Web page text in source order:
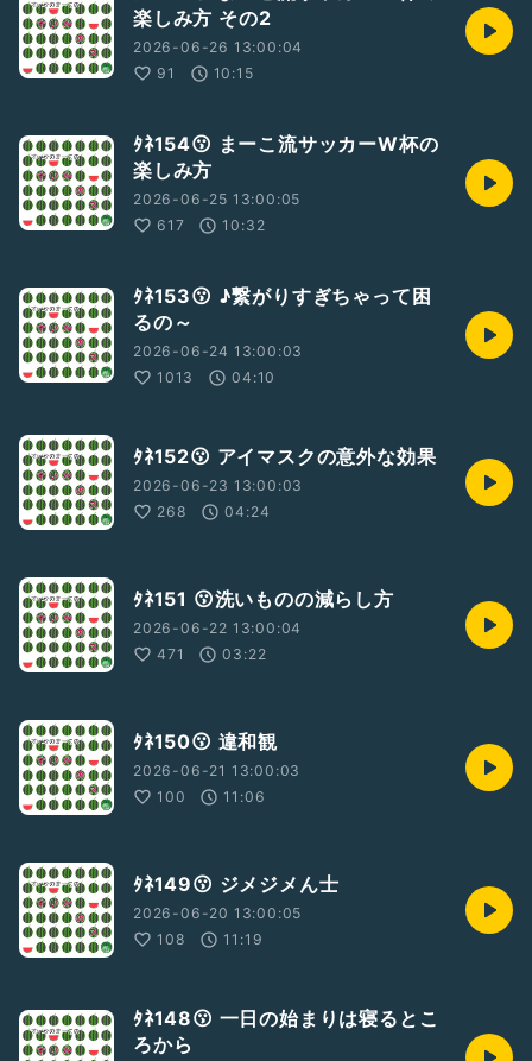
楽しみ方 その2
2026-06-26 13:00:04
91
10:15
ﾀﾈ154😗 まーこ流サッカーW杯の
楽しみ方
2026-06-25 13:00:05
617
10:32
ﾀﾈ153😗 ♪繋がりすぎちゃって困
るの～
2026-06-24 13:00:03
1013
04:10
ﾀﾈ152😗 アイマスクの意外な効果
2026-06-23 13:00:03
268
04:24
ﾀﾈ151 😗洗いものの減らし方
2026-06-22 13:00:04
471
03:22
ﾀﾈ150😗 違和観
2026-06-21 13:00:03
100
11:06
ﾀﾈ149😗 ジメジメん士
2026-06-20 13:00:05
108
11:19
ﾀﾈ148😗 一日の始まりは寝るとこ
ろから